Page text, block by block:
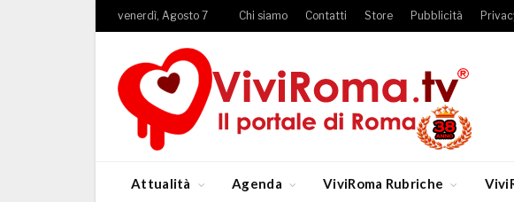
venerdì, Agosto 7 Chi siamo Contatti Store Pubblicità
Attualità Agenda ViviRoma Rubriche